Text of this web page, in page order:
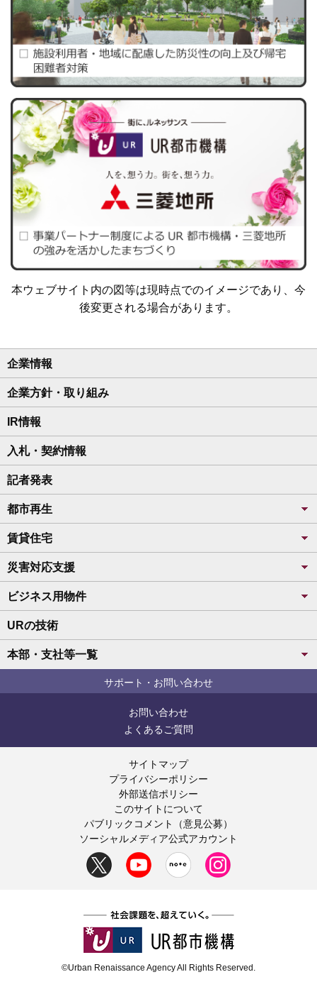
本ウェブサイト内の図等は現時点でのイメージであり、今
後変更される場合があります。
企業情報
企業方針・取り組み
IR情報
入札・契約情報
記者発表
都市再生
賃貸住宅
災害対応支援
ビジネス用物件
URの技術
本部・支社等一覧
サポート・お問い合わせ
お問い合わせ
よくあるご質問
サイトマップ
プライバシーポリシー
外部送信ポリシー
このサイトについて
パブリックコメント（意見公募）
ソーシャルメディア公式アカウント
©Urban Renaissance Agency All Rights Reserved.